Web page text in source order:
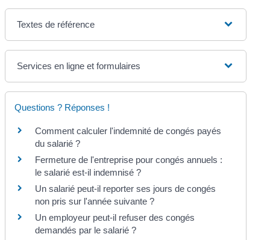
Textes de référence
Services en ligne et formulaires
Questions ? Réponses !
Comment calculer l'indemnité de congés payés
du salarié ?
Fermeture de l'entreprise pour congés annuels :
le salarié est-il indemnisé ?
Un salarié peut-il reporter ses jours de congés
non pris sur l'année suivante ?
Un employeur peut-il refuser des congés
demandés par le salarié ?